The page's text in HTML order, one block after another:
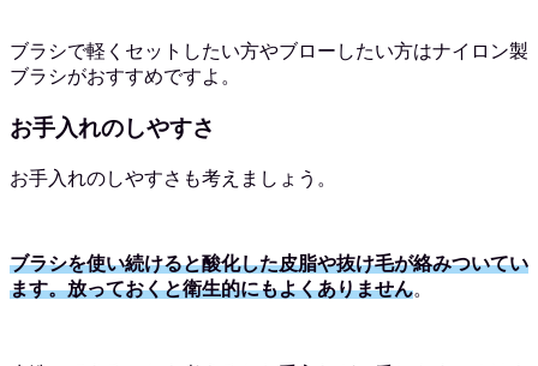
ブラシで軽くセットしたい方やブローしたい方はナイロン製
ブラシがおすすめですよ。
お手入れのしやすさ
お手入れのしやすさも考えましょう。
ブラシを使い続けると酸化した皮脂や抜け毛が絡みついてい
ます。放っておくと衛生的にもよくありません。